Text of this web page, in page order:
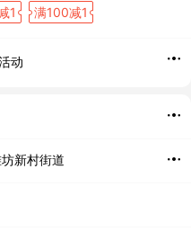
1 满100减1
动
新村街道